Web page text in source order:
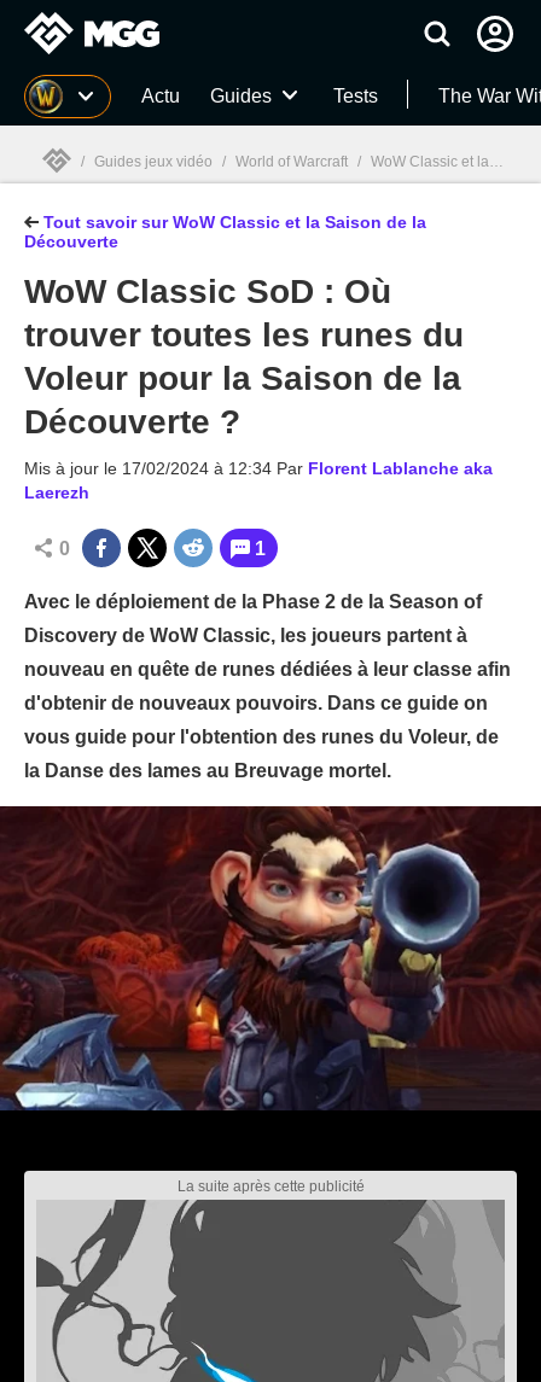
MGG Actu Guides Tests The War
MGG
/ Guides jeux vidéo / World of Warcraft / WoW Classic et la Saison de la Découverte
Tout savoir sur WoW Classic et la Saison de la
Découverte
WoW Classic SoD : Où
trouver toutes les runes du
Voleur pour la Saison de la
Découverte ?
Mis à jour le 17/02/2024 à 12:34 Par Florent Lablanche aka
Laerezh
0 1
Avec le déploiement de la Phase 2 de la Season of
Discovery de WoW Classic, les joueurs partent à
nouveau en quête de runes dédiées à leur classe afin
d'obtenir de nouveaux pouvoirs. Dans ce guide on
vous guide pour l'obtention des runes du Voleur, de
la Danse des lames au Breuvage mortel.